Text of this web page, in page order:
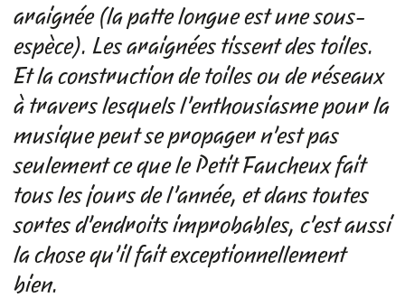
araignée (la patte longue est une sous-
espèce). Les araignées tissent des toiles.
Et la construction de toiles ou de réseaux
à travers lesquels l’enthousiasme pour la
musique peut se propager n’est pas
seulement ce que le Petit Faucheux fait
tous les jours de l’année, et dans toutes
sortes d’endroits improbables, c’est aussi
la chose qu’il fait exceptionnellement
bien.